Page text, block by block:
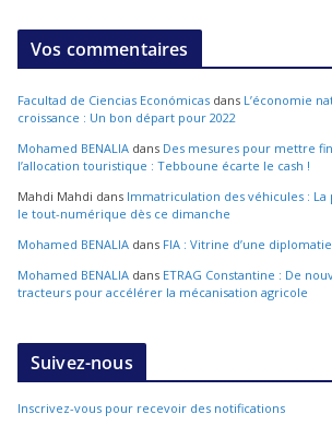
Vos commentaires
Facultad de Ciencias Económicas dans L’économie
croissance : Un bon départ pour 2022
Mohamed BENALIA dans Des mesures pour mettre
l’allocation touristique : Tebboune écarte le cash !
Mahdi Mahdi dans Immatriculation des véhicules :
le tout-numérique dès ce dimanche
Mohamed BENALIA dans FIA : Vitrine d’une
Mohamed BENALIA dans ETRAG Constantine : De
tracteurs pour accélérer la mécanisation agricole
Suivez-nous
Inscrivez-vous pour recevoir des notifications